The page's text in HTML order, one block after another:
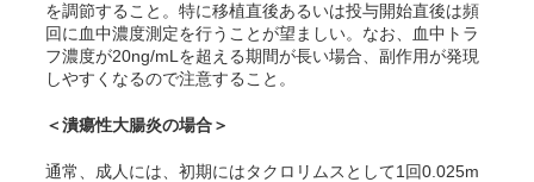
を調節すること。特に移植直後あるいは投与開始直後は頻
回に血中濃度測定を行うことが望ましい。なお、血中トラ
フ濃度が20ng/mLを超える期間が長い場合、副作用が発現
しやすくなるので注意すること。
＜潰瘍性大腸炎の場合＞
通常、成人には、初期にはタクロリムスとして1回0.025m